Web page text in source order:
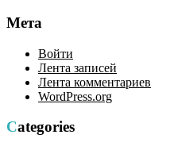
Мета
Войти
Лента записей
Лента комментариев
WordPress.org
Categories